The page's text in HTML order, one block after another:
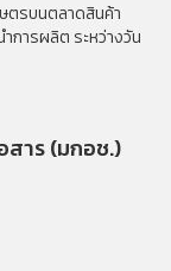
ตรบนตลาดสินค้า
การผลิต ระหว่างวัน
สาร (มกอช.)